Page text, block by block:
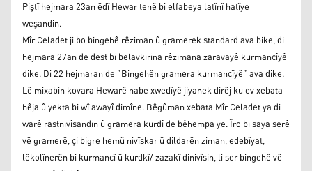
Piştî hejmara 23an êdî Hewar tenê bi elfabeya latînî hatîye
weşandin.
Mîr Celadet ji bo bingehê rêziman û gramerek standard ava bike, di
hejmara 27an de dest bi belavkirina rêzimana zaravayê kurmancîyê
dike. Di 22 hejmaran de ”Bingehên gramera kurmancîyê” ava dike.
Lê mixabin kovara Hewarê nabe xwedîyê jiyanek dirêj ku ev xebata
hêja û yekta bi wî awayî dimîne. Bêgûman xebata Mîr Celadet ya di
warê rastnivîsandin û gramera kurdî de bêhempa ye. Îro bi saya serê
vê gramerê, çi bigre hemû nivîskar û dildarên ziman, edebîyat,
lêkolînerên bi kurmancî û kurdkî/ zazakî dinivîsin, li ser bingehê vê